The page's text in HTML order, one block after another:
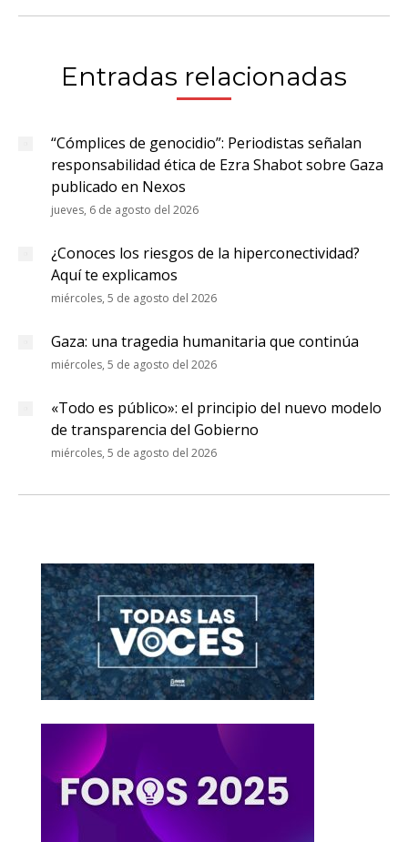
Entradas relacionadas
“Cómplices de genocidio”: Periodistas señalan
responsabilidad ética de Ezra Shabot sobre Gaza
publicado en Nexos
jueves, 6 de agosto del 2026
¿Conoces los riesgos de la hiperconectividad?
Aquí te explicamos
miércoles, 5 de agosto del 2026
Gaza: una tragedia humanitaria que continúa
miércoles, 5 de agosto del 2026
«Todo es público»: el principio del nuevo modelo
de transparencia del Gobierno
miércoles, 5 de agosto del 2026